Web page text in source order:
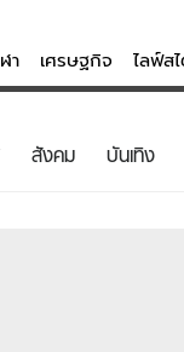
า เศรษฐกิจ ไลฟ์ส
จหวย
สังคม บันเทิง